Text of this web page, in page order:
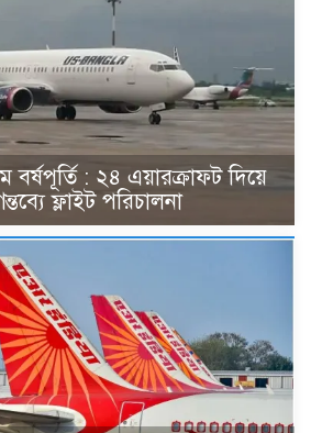
: ২৪ এয়ারক্রাফট দিয়ে
ফ্লাইট পরিচালনা